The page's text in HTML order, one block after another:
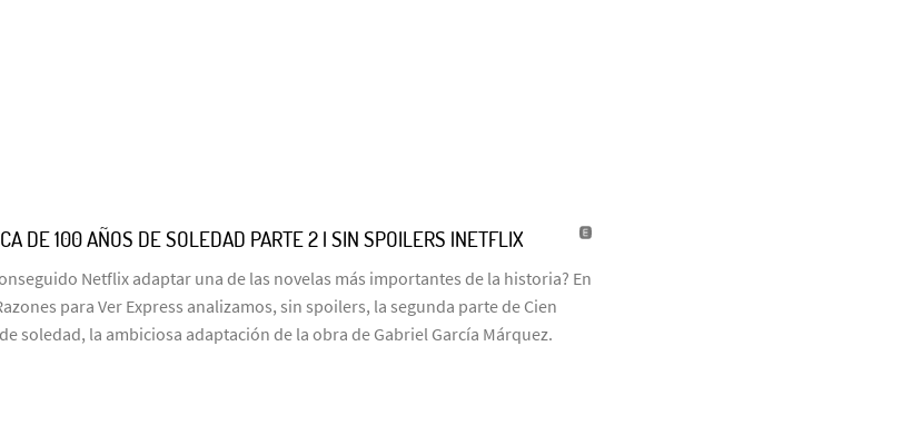
DE 100 AÑOS DE SOLEDAD PARTE 2 | SIN SPOILERS |NETFLIX
Netflix adaptar una de las novelas más importantes de la historia? En
para Ver Express analizamos, sin spoilers, la segunda parte de Cien
soledad, la ambiciosa adaptación de la obra de Gabriel García Márquez.